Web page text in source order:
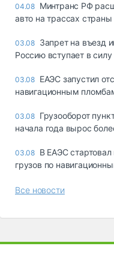
04.08 Минтранс РФ
авто на трассах страны
03.08 Запрет на въезд
Россию вступает в силу
03.08 ЕАЭС запустил
навигационным
03.08 Грузооборот
начала года вырос
03.08 В ЕАЭС стартовал
грузов по
Все новости